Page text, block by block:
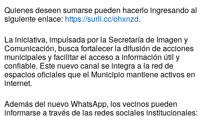
Quienes deseen sumarse pueden hacerlo ingresando al
siguiente enlace: https://surli.cc/ohxnzd.
La iniciativa, impulsada por la Secretaría de Imagen y
Comunicación, busca fortalecer la difusión de acciones
municipales y facilitar el acceso a información útil y
confiable. Este nuevo canal se integra a la red de
espacios oficiales que el Municipio mantiene activos en
internet.
Además del nuevo WhatsApp, los vecinos pueden
informarse a través de las redes sociales institucionales: